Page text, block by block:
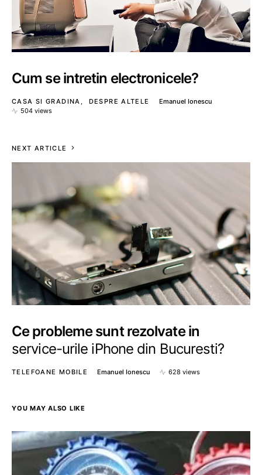
Cum se intretin electronicele?
CASA SI GRADINA DESPRE ALTELE
Emanuel Ionescu
504 views
NEXT ARTICLE
Ce probleme sunt rezolvate in
service-urile iPhone din Bucuresti?
TELEFOANE MOBILE Emanuel Ionescu 628 views
YOU MAY ALSO LIKE